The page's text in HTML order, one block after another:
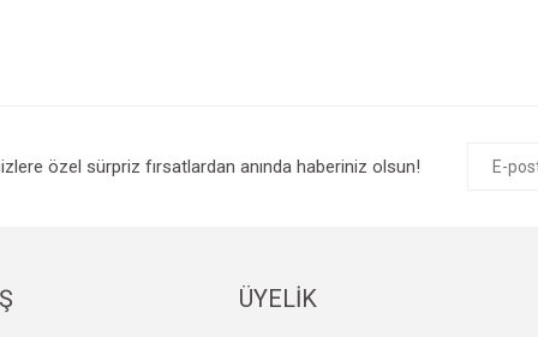
özel sürpriz fırsatlardan anında haberiniz olsun!
ÜYELİK